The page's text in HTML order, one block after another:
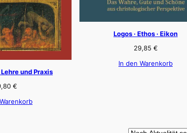
und Praxis
€
Logos · Ethos · Eikon
29,85 €
In den Warenkorb